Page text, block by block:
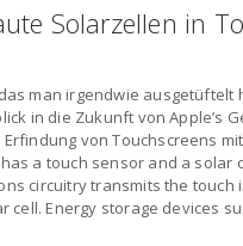
Solarzellen in
man irgendwie
in die Zukunft von Apple’s
von Touchscreens
a touch sensor and a solar
circuitry transmits the
cell. Energy storage devices